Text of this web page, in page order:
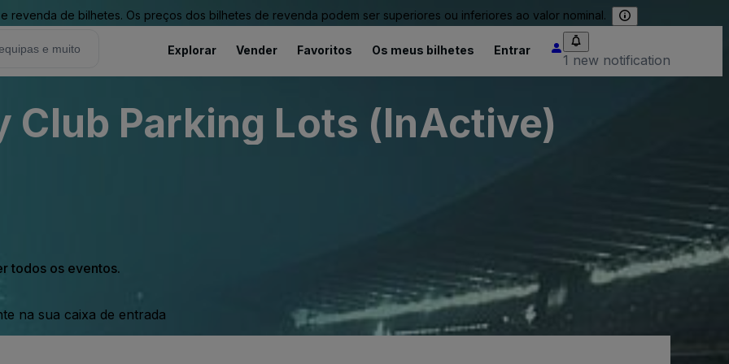
revenda de bilhetes. Os preços dos bilhetes de revenda podem ser superiores ou inferiores ao valor nominal.
Explorar Vender Favoritos Os meus bilhetes Entrar
1 new notification
Club Parking Lots (InActive)
todos os eventos.
na sua caixa de entrada